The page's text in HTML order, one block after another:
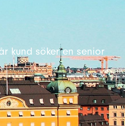
kund söker en senior